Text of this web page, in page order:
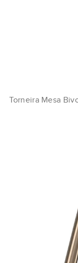
Torneira Mesa